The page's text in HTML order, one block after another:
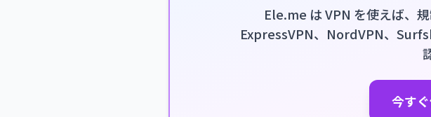
Ele.me は VPN を使えば、
ExpressVPN、NordVPN、
今す